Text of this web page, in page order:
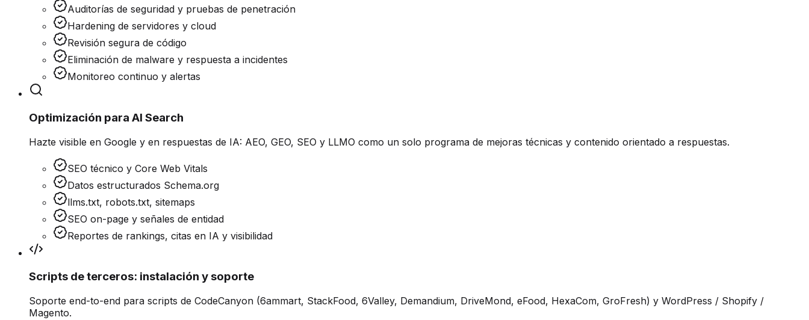
Auditorías de seguridad y pruebas de penetración
Hardening de servidores y cloud
Revisión segura de código
Eliminación de malware y respuesta a incidentes
Monitoreo continuo y alertas
Optimización para AI Search
Hazte visible en Google y en respuestas de IA: AEO, GEO, SEO y LLMO como un solo programa de mejoras técnicas y contenido orientado a respuestas.
SEO técnico y Core Web Vitals
Datos estructurados Schema.org
llms.txt, robots.txt, sitemaps
SEO on-page y señales de entidad
Reportes de rankings, citas en IA y visibilidad
Scripts de terceros: instalación y soporte
Soporte end-to-end para scripts de CodeCanyon (6ammart, StackFood, 6Valley, Demandium, DriveMond, eFood, HexaCom, GroFresh) y WordPress / Shopify /
Magento.